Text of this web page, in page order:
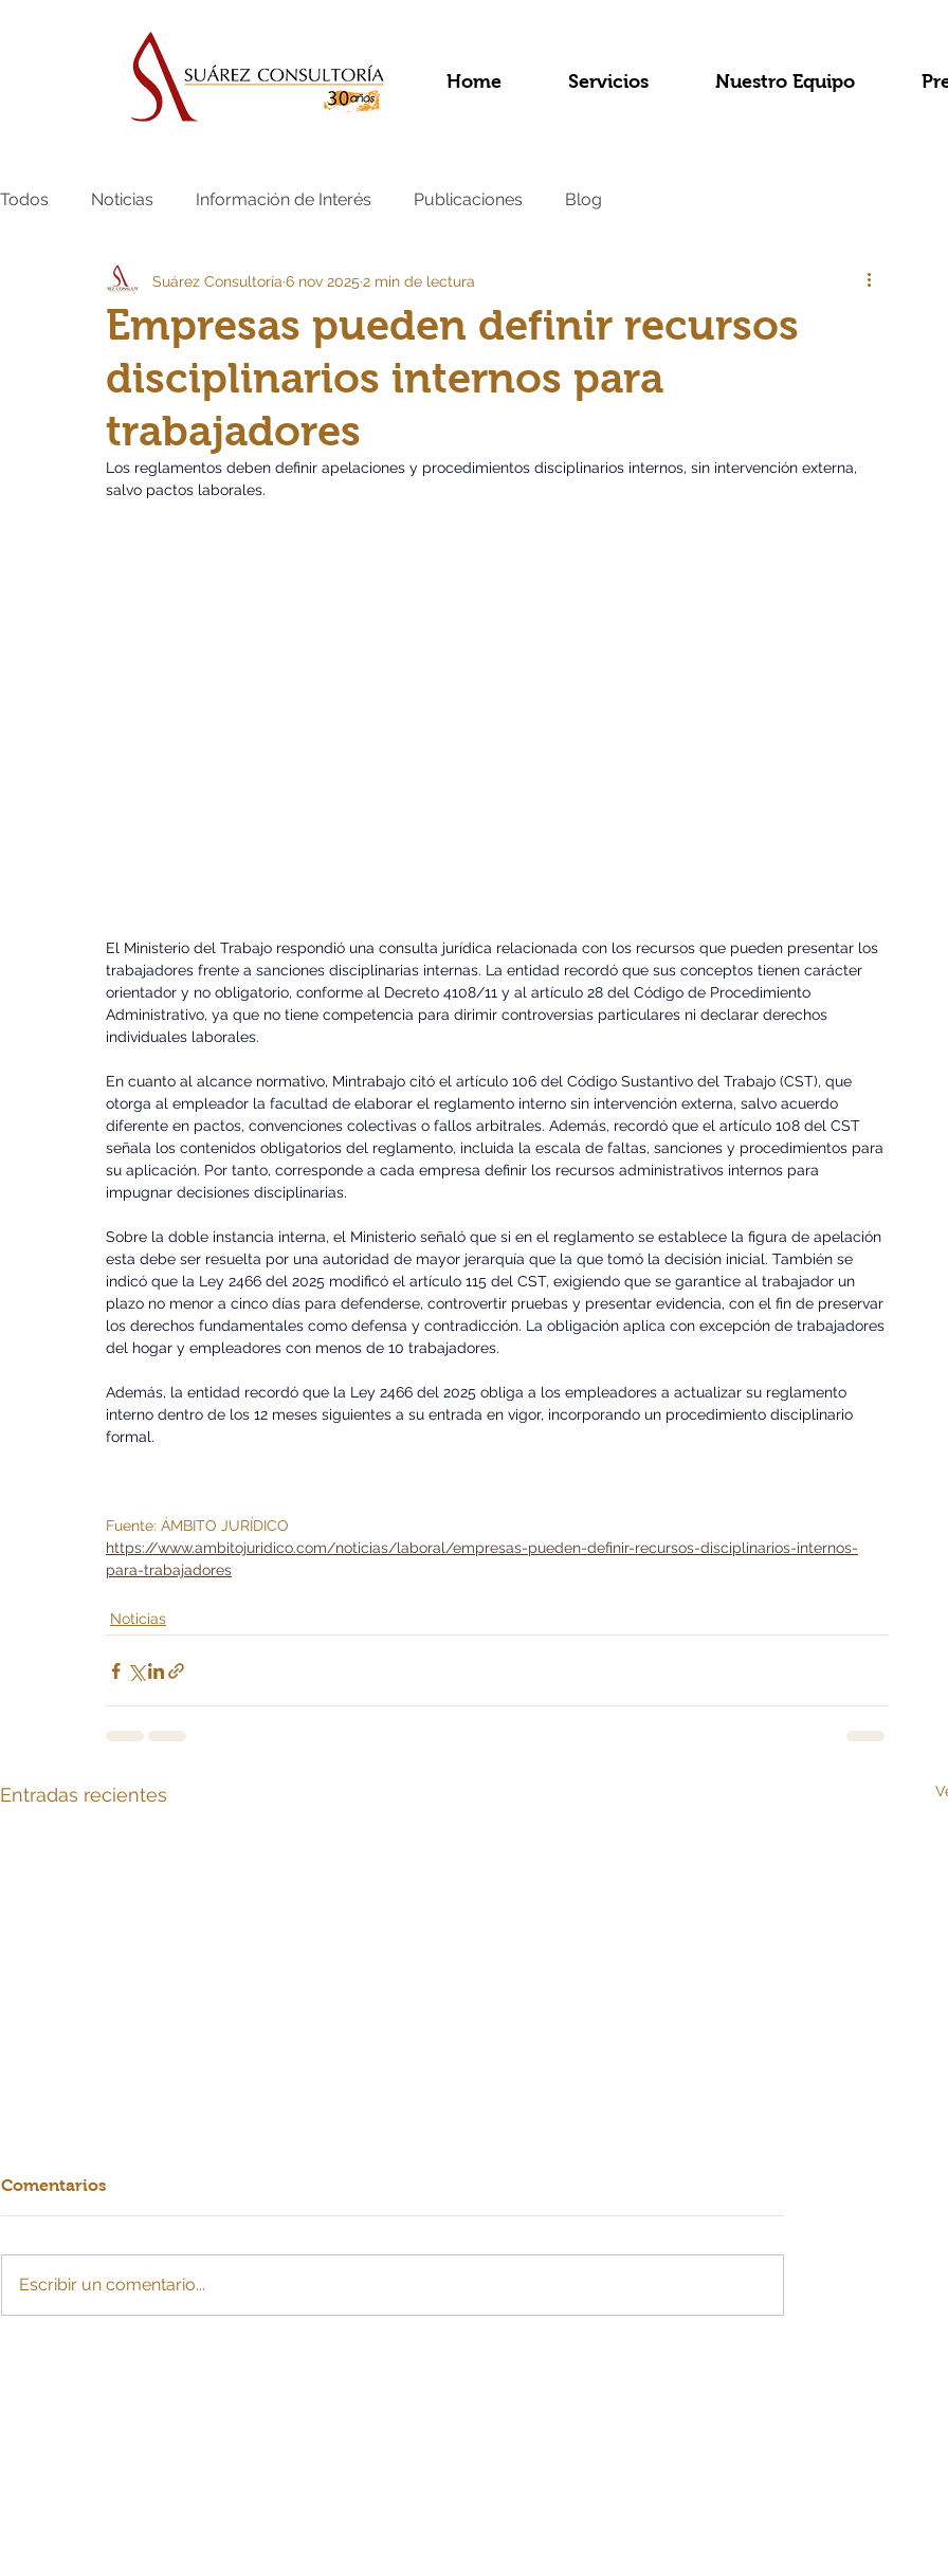
Home Servicios Nuestro Equipo
Todos Noticias Información de Interés Publicaciones Blog
Empresas pueden definir recursos
disciplinarios internos para
trabajadores
Suárez Consultoría 6 nov 2025 2 min de lectura
Los reglamentos deben definir apelaciones y procedimientos disciplinarios internos, sin intervención externa,
salvo pactos laborales.
El Ministerio del Trabajo respondió una consulta jurídica relacionada con los recursos que pueden presentar los
trabajadores frente a sanciones disciplinarias internas. La entidad recordó que sus conceptos tienen carácter
orientador y no obligatorio, conforme al Decreto 4108/11 y al artículo 28 del Código de Procedimiento
Administrativo, ya que no tiene competencia para dirimir controversias particulares ni declarar derechos
individuales laborales.
En cuanto al alcance normativo, Mintrabajo citó el artículo 106 del Código Sustantivo del Trabajo (CST), que
otorga al empleador la facultad de elaborar el reglamento interno sin intervención externa, salvo acuerdo
diferente en pactos, convenciones colectivas o fallos arbitrales. Además, recordó que el artículo 108 del CST
señala los contenidos obligatorios del reglamento, incluida la escala de faltas, sanciones y procedimientos para
su aplicación. Por tanto, corresponde a cada empresa definir los recursos administrativos internos para
impugnar decisiones disciplinarias.
Sobre la doble instancia interna, el Ministerio señaló que si en el reglamento se establece la figura de apelación
esta debe ser resuelta por una autoridad de mayor jerarquía que la que tomó la decisión inicial. También se
indicó que la Ley 2466 del 2025 modificó el artículo 115 del CST, exigiendo que se garantice al trabajador un
plazo no menor a cinco días para defenderse, controvertir pruebas y presentar evidencia, con el fin de preservar
los derechos fundamentales como defensa y contradicción. La obligación aplica con excepción de trabajadores
del hogar y empleadores con menos de 10 trabajadores.
Además, la entidad recordó que la Ley 2466 del 2025 obliga a los empleadores a actualizar su reglamento
interno dentro de los 12 meses siguientes a su entrada en vigor, incorporando un procedimiento disciplinario
formal.
Fuente: ÁMBITO JURÍDICO
https://www.ambitojuridico.com/noticias/laboral/empresas-pueden-definir-recursos-disciplinarios-internos-
para-trabajadores
Noticias
Entradas recientes
Comentarios
Escribir un comentario...